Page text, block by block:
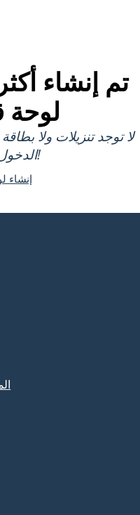
تم إنشاء
لا توجد تنزيلات ولا
الدخول للمحاولة!
إنشاء